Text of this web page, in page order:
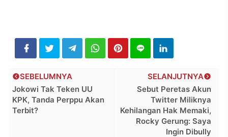
SELANJUTNYA
Sebut Peretas Akun
Twitter Miliknya
Kehilangan Hak Memaki,
Rocky Gerung: Saya
Ingin Dibully
SEBELUMNYA
Jokowi Tak Teken UU
KPK, Tanda Perppu Akan
Terbit?